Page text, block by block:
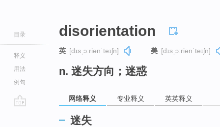
目录
释义
用法
例句
disorientation
英 [dɪsˌɔːriənˈteɪʃn] 美 [dɪsˌɔːriənˈteɪʃn]
n. 迷失方向；迷惑
网络释义 专业释义 英英释义
迷失